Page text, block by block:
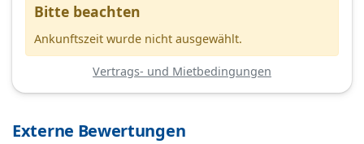
Bitte beachten
Ankunftszeit wurde nicht ausgewählt.
Vertrags- und Mietbedingungen
Externe Bewertungen